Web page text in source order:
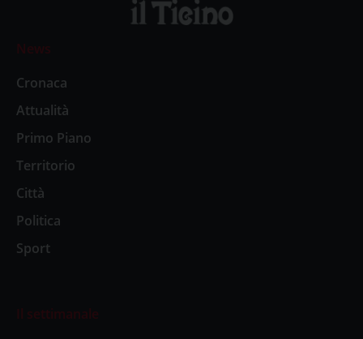
News
Cronaca
Attualità
Primo Piano
Territorio
Città
Politica
Sport
Il settimanale